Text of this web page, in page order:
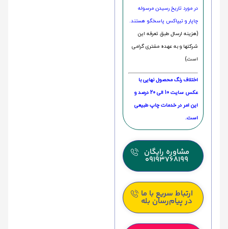
در مورد تاریخ رسیدن مرسوله
چاپار و تیپاکس پاسخگو هستند.
(هزینه ارسال طبق تعرفه این
شرکتها و به عهده مشتری گرامی
است)
اختلاف رنگ محصول نهایی با
عکس سایت 10 الی 20 درصد و
این امر در خدمات چاپ طبیعی
است.
مشاوره رایگان
09193768199
ارتباط سریع با ما
در پیام‌رسان بله